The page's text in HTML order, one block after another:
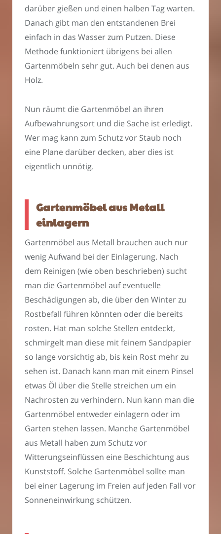
darüber gießen und einen halben Tag warten.
Danach gibt man den entstandenen Brei
einfach in das Wasser zum Putzen. Diese
Methode funktioniert übrigens bei allen
Gartenmöbeln sehr gut. Auch bei denen aus
Holz.
Nun räumt die Gartenmöbel an ihren
Aufbewahrungsort und die Sache ist erledigt.
Wer mag kann zum Schutz vor Staub noch
eine Plane darüber decken, aber dies ist
eigentlich unnötig.
Gartenmöbel aus Metall
einlagern
Gartenmöbel aus Metall brauchen auch nur
wenig Aufwand bei der Einlagerung. Nach
dem Reinigen (wie oben beschrieben) sucht
man die Gartenmöbel auf eventuelle
Beschädigungen ab, die über den Winter zu
Rostbefall führen könnten oder die bereits
rosten. Hat man solche Stellen entdeckt,
schmirgelt man diese mit feinem Sandpapier
so lange vorsichtig ab, bis kein Rost mehr zu
sehen ist. Danach kann man mit einem Pinsel
etwas Öl über die Stelle streichen um ein
Nachrosten zu verhindern. Nun kann man die
Gartenmöbel entweder einlagern oder im
Garten stehen lassen. Manche Gartenmöbel
aus Metall haben zum Schutz vor
Witterungseinflüssen eine Beschichtung aus
Kunststoff. Solche Gartenmöbel sollte man
bei einer Lagerung im Freien auf jeden Fall vor
Sonneneinwirkung schützen.